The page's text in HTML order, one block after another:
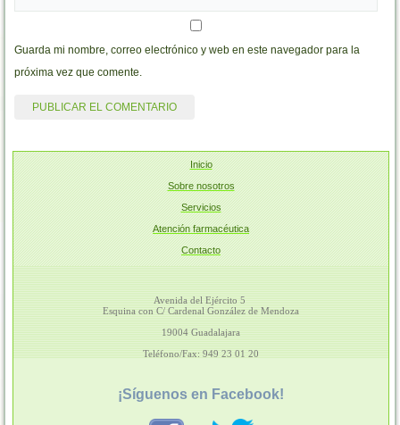
Guarda mi nombre, correo electrónico y web en este navegador para la
próxima vez que comente.
Inicio
Sobre nosotros
Servicios
Atención farmacéutica
Contacto
Avenida del Ejército 5
Esquina con C/ Cardenal González de Mendoza
19004 Guadalajara
Teléfono/Fax: 949 23 01 20
¡Síguenos en Facebook!